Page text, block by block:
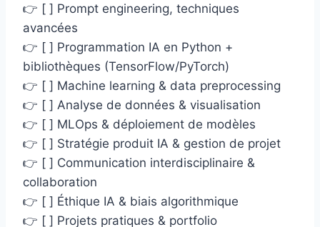
👉 [ ] Prompt engineering, techniques
avancées
👉 [ ] Programmation IA en Python +
bibliothèques (TensorFlow/PyTorch)
👉 [ ] Machine learning & data preprocessing
👉 [ ] Analyse de données & visualisation
👉 [ ] MLOps & déploiement de modèles
👉 [ ] Stratégie produit IA & gestion de projet
👉 [ ] Communication interdisciplinaire &
collaboration
👉 [ ] Éthique IA & biais algorithmique
👉 [ ] Projets pratiques & portfolio